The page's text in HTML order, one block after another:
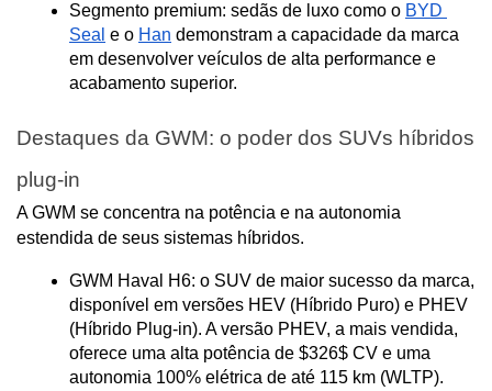
Segmento premium: sedãs de luxo como o BYD
Seal e o Han demonstram a capacidade da marca
em desenvolver veículos de alta performance e
acabamento superior.
Destaques da GWM: o poder dos SUVs híbridos
plug-in
A GWM se concentra na potência e na autonomia
estendida de seus sistemas híbridos.
GWM Haval H6: o SUV de maior sucesso da marca,
disponível em versões HEV (Híbrido Puro) e PHEV
(Híbrido Plug-in). A versão PHEV, a mais vendida,
oferece uma alta potência de $326$ CV e uma
autonomia 100% elétrica de até 115 km (WLTP).